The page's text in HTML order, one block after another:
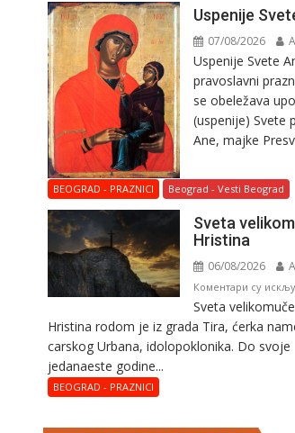
Uspenije
07/08/2026
Uspenije Svete
pravoslavni
se obeležava
(uspenije) Svete
Ane, majke
BEOGRAD - PRAZNICI Beograd - Vesti Beograd
Svеta
Hristina
06/08/2026
Коментари су
Svеta
Hristina rodom je iz grada Tira, ćerka
carskog Urbana, idolopoklonika. Dо svоје
јеdanaеstе gоdinе...
BEOGRAD - PRAZNICI